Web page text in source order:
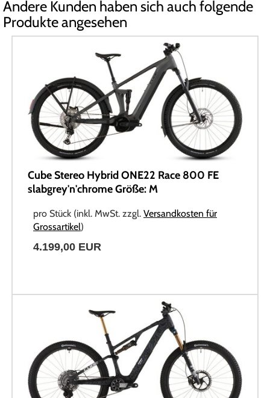
Andere Kunden haben sich auch folgende
Produkte angesehen
Cube Stereo Hybrid ONE22 Race 800 FE
slabgrey'n'chrome Größe: M
pro Stück (inkl. MwSt. zzgl. Versandkosten für
Grossartikel)
4.199,00 EUR